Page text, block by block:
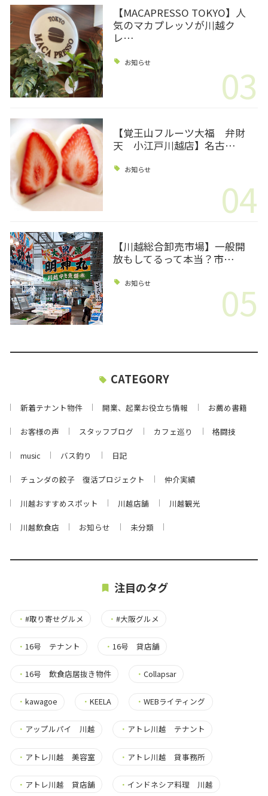
【MACAPRESSO TOKYO】人
気のマカプレッソが川越ク
レ…
お知らせ 03
【覚王山フルーツ大福 弁財
天 小江戸川越店】名古…
お知らせ
04
【川越総合卸売市場】一般開
放もしてるって本当？市…
お知らせ 05
CATEGORY
新着テナント物件 開業、起業お役立ち情報 お薦め書籍
お客様の声 スタッフブログ カフェ巡り 格闘技
music バス釣り 日記
チュンダの餃子 復活プロジェクト 仲介実績
川越おすすめスポット 川越店舗 川越観光
川越飲食店 お知らせ 未分類
注目のタグ
・ #取り寄せグルメ ・#大阪グルメ
・ 16号 テナント ・16号 貸店舗
・ 16号 飲食店居抜き物件 ・Collapsar
・ kawagoe ・KEELA ・WEBライティング
・ アップルパイ 川越 ・ アトレ川越 テナント
・ アトレ川越 美容室 ・ アトレ川越 貸事務所
・ アトレ川越 貸店舗 ・ インドネシア料理 川越